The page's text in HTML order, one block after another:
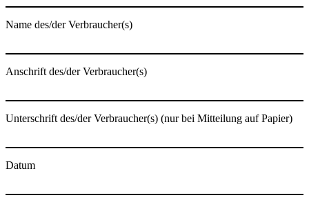
Name des/der Verbraucher(s)
Anschrift des/der Verbraucher(s)
Unterschrift des/der Verbraucher(s) (nur bei Mitteilung auf Papier)
Datum